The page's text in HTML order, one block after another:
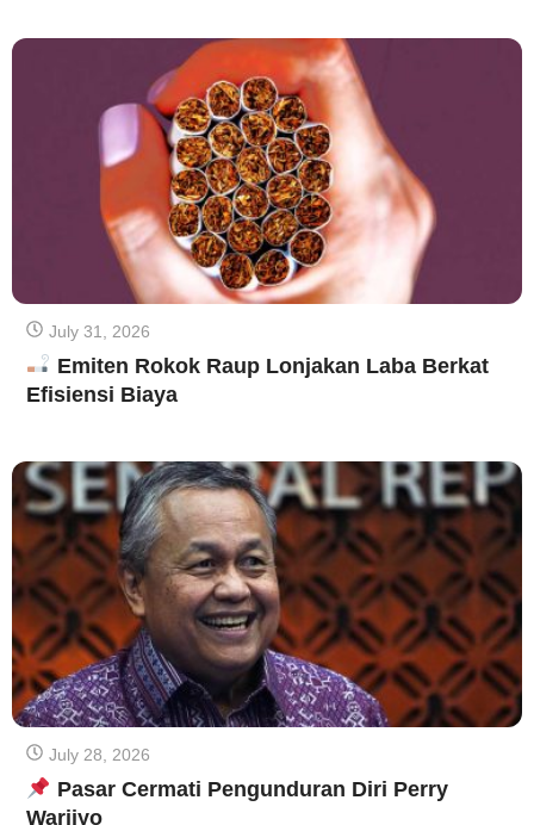
July 31, 2026
Emiten Rokok Raup Lonjakan Laba Berkat
Efisiensi Biaya
July 28, 2026
Pasar Cermati Pengunduran Diri Perry
Warjiyo